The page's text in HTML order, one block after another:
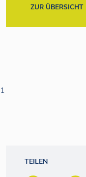
ZUR ÜBERSICHT
1
TEILEN